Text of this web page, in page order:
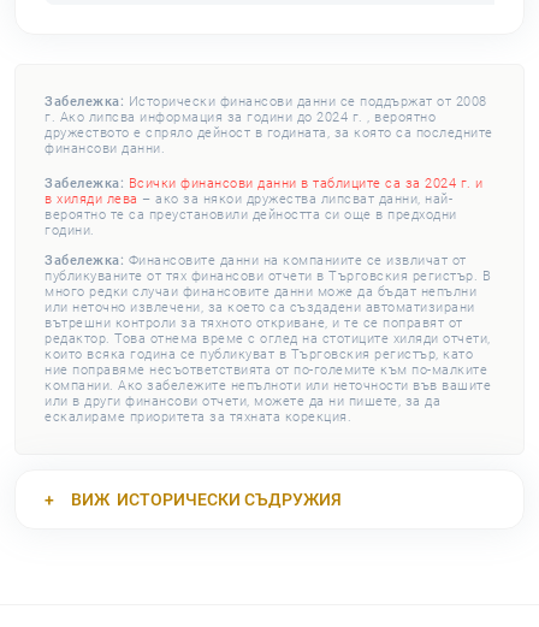
Забележка: Исторически финансови данни се поддържат от 2008
г. Ако липсва информация за години до 2024 г. , вероятно
дружеството е спряло дейност в годината, за която са последните
финансови данни.
Забележка: Всички финансови данни в таблиците са за 2024 г. и
в хиляди лева – ако за някои дружества липсват данни, най-
вероятно те са преустановили дейността си още в предходни
години.
Забележка: Финансовите данни на компаниите се извличат от
публикуваните от тях финансови отчети в Търговския регистър. В
много редки случаи финансовите данни може да бъдат непълни
или неточно извлечени, за което са създадени автоматизирани
вътрешни контроли за тяхното откриване, и те се поправят от
редактор. Това отнема време с оглед на стотиците хиляди отчети,
които всяка година се публикуват в Търговския регистър, като
ние поправяме несъответствията от по-големите към по-малките
компании. Ако забележите непълноти или неточности във вашите
или в други финансови отчети, можете да ни пишете, за да
ескалираме приоритета за тяхната корекция.
ВИЖ ИСТОРИЧЕСКИ СЪДРУЖИЯ